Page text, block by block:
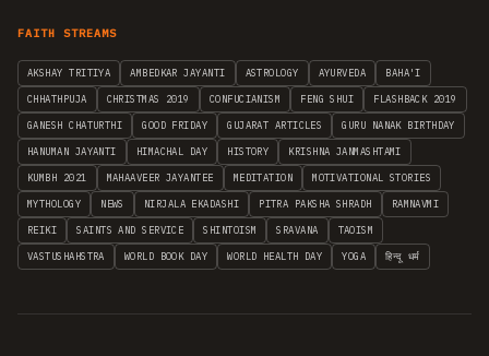
FAITH STREAMS
AKSHAY TRITIYA AMBEDKAR JAYANTI ASTROLOGY AYURVEDA BAHA'I
CHHATHPUJA CHRISTMAS 2019 CONFUCIANISM FENG SHUI FLASHBACK 2019
GANESH CHATURTHI GOOD FRIDAY GUJARAT ARTICLES GURU NANAK BIRTHDAY
HANUMAN JAYANTI HIMACHAL DAY HISTORY KRISHNA JANMASHTAMI
KUMBH 2021 MAHAAVEER JAYANTEE MEDITATION MOTIVATIONAL STORIES
MYTHOLOGY NEWS NIRJALA EKADASHI PITRA PAKSHA SHRADH RAMNAVMI
REIKI SAINTS AND SERVICE SHINTOISM SRAVANA TAOISM
VASTUSHAHSTRA WORLD BOOK DAY WORLD HEALTH DAY YOGA हिन्दू धर्म